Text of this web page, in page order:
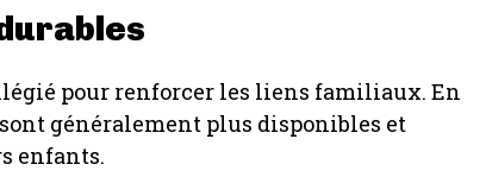
pour renforcer les liens familiaux. En
généralement plus disponibles et
enfants.